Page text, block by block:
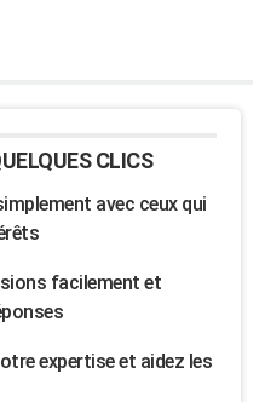
CLICS
avec ceux qui
facilement et
expertise et aidez les